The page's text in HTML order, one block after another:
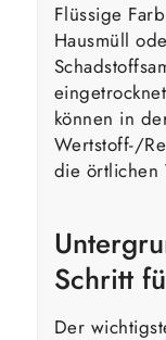
Flüssige
Hausmüll
können in
Wertstoff-/
die örtlichen
Schritt
Der